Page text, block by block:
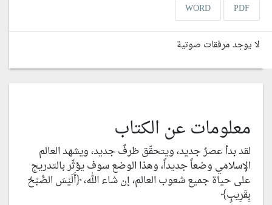
PDF
WORD
لا يوجد مرفقات صوتية
معلومات عن الكتاب
لقد بدأ عصرٌ جديد، ويتحقّق ظرفٌ جديد، ويشهد العالم
الإسلامي وضعاً جديداً، وهذا الوضع سوف يؤثّر بالتدريج
على حياة جميع شعوب العالم، إن شاء الله، ﴿أَلَيْسَ الصُّبْحُ
بِقَرِيبٍ﴾